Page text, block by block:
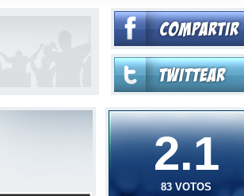
2.1
83 VOTOS